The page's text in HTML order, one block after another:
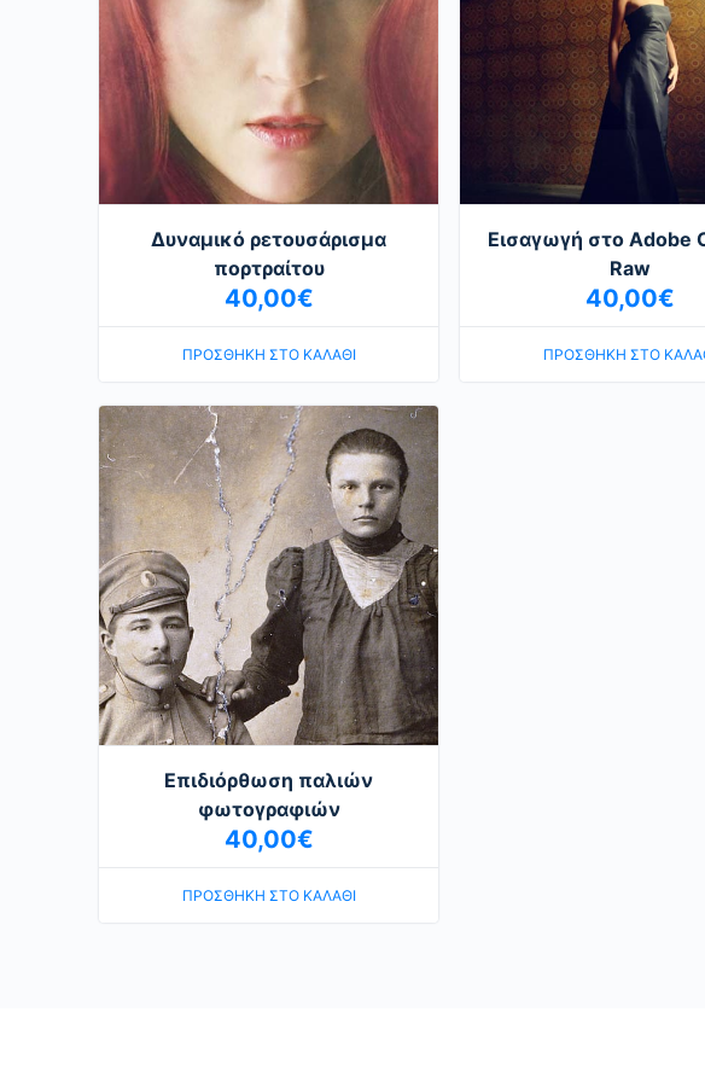
Δυναμικό ρετουσάρισμα
πορτραίτου
40,00€
ΠΡΟΣΘΉΚΗ ΣΤΟ ΚΑΛΆΘΙ
Εισαγωγή στο Αdobe
Raw
40,00€
ΠΡΟΣΘΉΚΗ ΣΤΟ
Επιδιόρθωση παλιών
φωτογραφιών
40,00€
ΠΡΟΣΘΉΚΗ ΣΤΟ ΚΑΛΆΘΙ